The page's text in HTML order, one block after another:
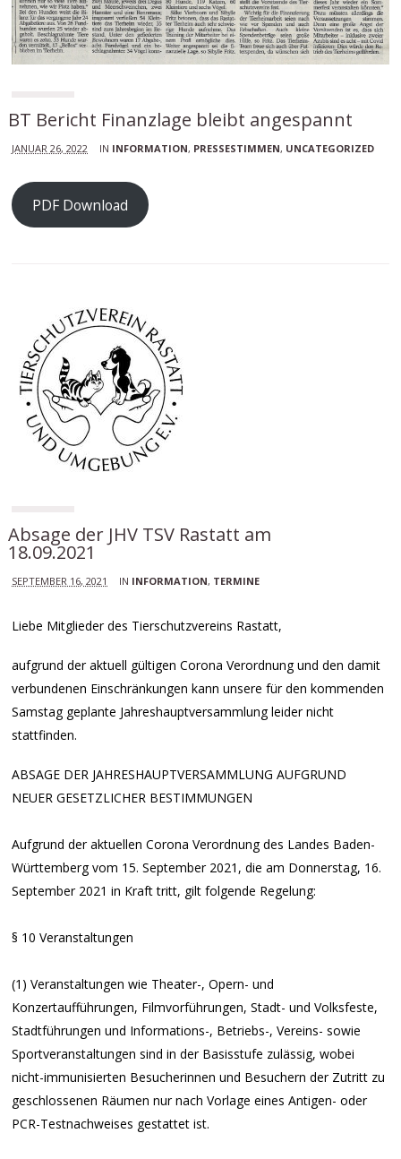
BT Bericht Finanzlage bleibt angespannt
JANUAR 26, 2022 IN INFORMATION, PRESSESTIMMEN, UNCATEGORIZED
PDF Download
Absage der JHV TSV Rastatt am
18.09.2021
SEPTEMBER 16, 2021 IN INFORMATION, TERMINE
Liebe Mitglieder des Tierschutzvereins Rastatt,
aufgrund der aktuell gültigen Corona Verordnung und den damit
verbundenen Einschränkungen kann unsere für den kommenden
Samstag geplante Jahreshauptversammlung leider nicht
stattfinden.
ABSAGE DER JAHRESHAUPTVERSAMMLUNG AUFGRUND
NEUER GESETZLICHER BESTIMMUNGEN
Aufgrund der aktuellen Corona Verordnung des Landes Baden-
Württemberg vom 15. September 2021, die am Donnerstag, 16.
September 2021 in Kraft tritt, gilt folgende Regelung:
§ 10 Veranstaltungen
(1) Veranstaltungen wie Theater-, Opern- und
Konzertaufführungen, Filmvorführungen, Stadt- und Volksfeste,
Stadtführungen und Informations-, Betriebs-, Vereins- sowie
Sportveranstaltungen sind in der Basisstufe zulässig, wobei
nicht-immunisierten Besucherinnen und Besuchern der Zutritt zu
geschlossenen Räumen nur nach Vorlage eines Antigen- oder
PCR-Testnachweises gestattet ist.